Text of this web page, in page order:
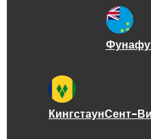
КингстаунСент-